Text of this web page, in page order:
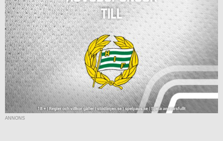
ANNONS